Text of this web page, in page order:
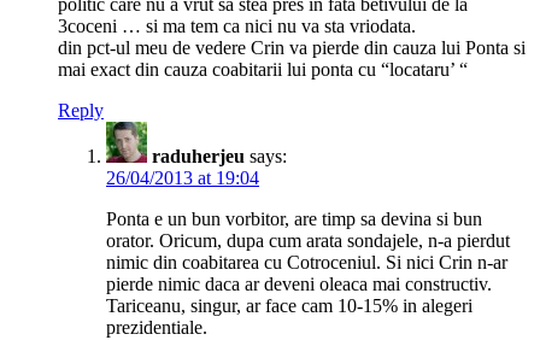
politic care nu a vrut sa stea pres in fata betivului de la
3coceni … si ma tem ca nici nu va sta vriodata.
din pct-ul meu de vedere Crin va pierde din cauza lui Ponta si
mai exact din cauza coabitarii lui ponta cu “locataru’ “
Reply
raduherjeu says:
26/04/2013 at 19:04
Ponta e un bun vorbitor, are timp sa devina si bun
orator. Oricum, dupa cum arata sondajele, n-a pierdut
nimic din coabitarea cu Cotroceniul. Si nici Crin n-ar
pierde nimic daca ar deveni oleaca mai constructiv.
Tariceanu, singur, ar face cam 10-15% in alegeri
prezidentiale.